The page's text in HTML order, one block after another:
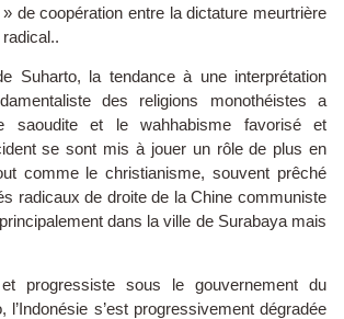
de coopération entre la dictature meurtrière
radical..
Suharto, la tendance à une interprétation
des religions monothéistes a
saoudite et le wahhabisme favorisé et
se sont mis à jouer un rôle de plus en
comme le christianisme, souvent prêché
radicaux de droite de la Chine communiste
dans la ville de Surabaya mais
progressiste sous le gouvernement du
l’Indonésie s’est progressivement dégradée